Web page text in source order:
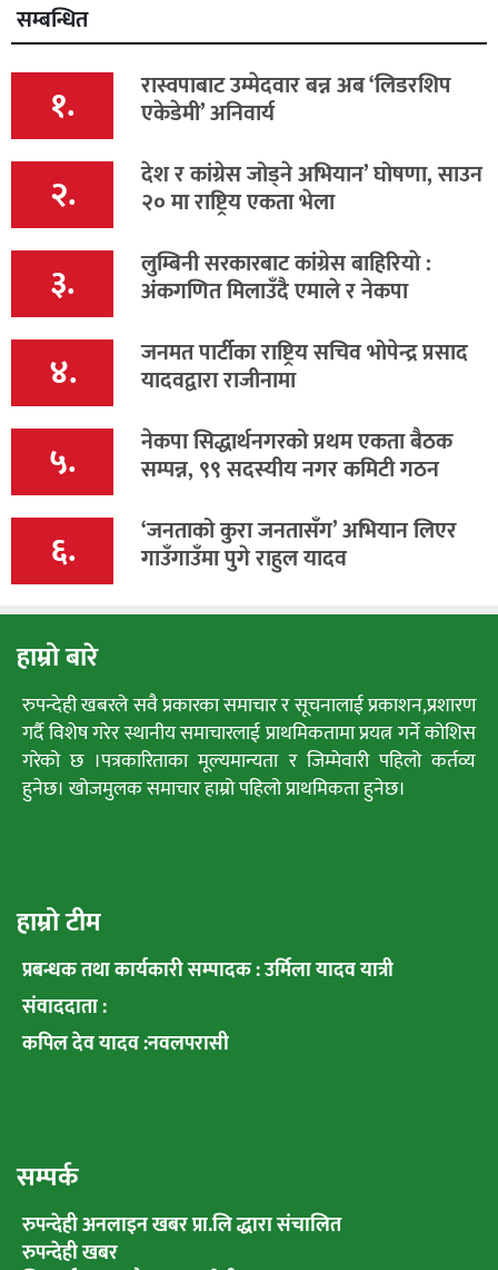
सम्बन्धित
१. रास्वपाबाट उम्मेदवार बन्न अब ‘लिडरशिप
एकेडेमी’ अनिवार्य
२. देश र कांग्रेस जोड्ने अभियान’ घोषणा, साउन
२० मा राष्ट्रिय एकता भेला
३. लुम्बिनी सरकारबाट कांग्रेस बाहिरियाे :
अंकगणित मिलाउँदै एमाले र नेकपा
४. जनमत पार्टीका राष्ट्रिय सचिव भोपेन्द्र प्रसाद
यादवद्वारा राजीनामा
५. नेकपा सिद्धार्थनगरको प्रथम एकता बैठक
सम्पन्न, ९९ सदस्यीय नगर कमिटी गठन
६. ‘जनताको कुरा जनतासँग’ अभियान लिएर
गाउँगाउँमा पुगे राहुल यादव
हाम्रो बारे
रुपन्देही खबरले सवै प्रकारका समाचार र सूचनालाई प्रकाशन,प्रशारण
गर्दै विशेष गरेर स्थानीय समाचारलाई प्राथमिकतामा प्रयत्न गर्ने कोशिस
गरेको छ ।पत्रकारिताका मूल्यमान्यता र जिम्मेवारी पहिलो कर्तव्य
हुनेछ। खोजमुलक समाचार हाम्रो पहिलो प्राथमिकता हुनेछ।
हाम्रो टीम
प्रबन्धक तथा कार्यकारी सम्पादक : उर्मिला यादव यात्री
संवाददाता :
कपिल देव यादव :नवलपरासी
सम्पर्क
रुपन्देही अनलाइन खबर प्रा.लि द्धारा संचालित
रुपन्देही खबर